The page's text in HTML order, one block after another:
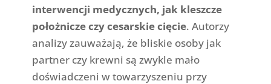
interwencji medycznych, jak kleszcze
położnicze czy cesarskie cięcie. Autorzy
analizy zauważają, że bliskie osoby jak
partner czy krewni są zwykle mało
doświadczeni w towarzyszeniu przy